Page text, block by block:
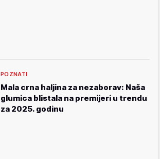
POZNATI
Mala crna haljina za nezaborav: Naša
glumica blistala na premijeri u trendu
za 2025. godinu